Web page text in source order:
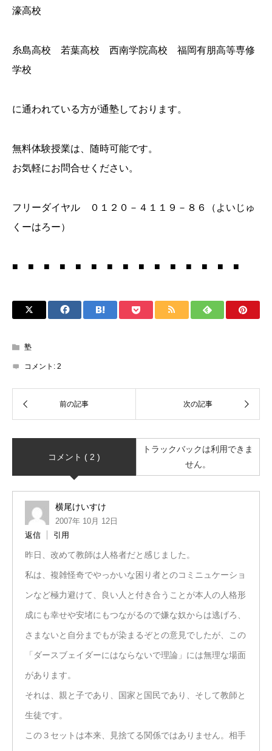
濠高校
糸島高校 若葉高校 西南学院高校 福岡有朋高等専修
学校
に通われている方が通塾しております。
無料体験授業は、随時可能です。
お気軽にお問合せください。
フリーダイヤル ０１２０－４１１９－８６（よいじゅ
くーはろー）
■ ■ ■ ■ ■ ■ ■ ■ ■ ■ ■ ■ ■ ■ ■
塾
コメント: 2
コメント ( 2 )
トラックバックは利用できま
せん。
横尾けいすけ
2007年 10月 12日
返信
引用
昨日、改めて教師は人格者だと感じました。
私は、複雑怪奇でやっかいな困り者とのコミニュケーショ
ンなど極力避けて、良い人と付き合うことが本人の人格形
成にも幸せや安堵にもつながるので嫌な奴からは逃げろ、
さまないと自分までもが染まるぞとの意見でしたが、この
「ダースブェイダーにはならないで理論」には無理な場面
があります。
それは、親と子であり、国家と国民であり、そして教師と
生徒です。
この３セットは本来、見捨てる関係ではありません。相手